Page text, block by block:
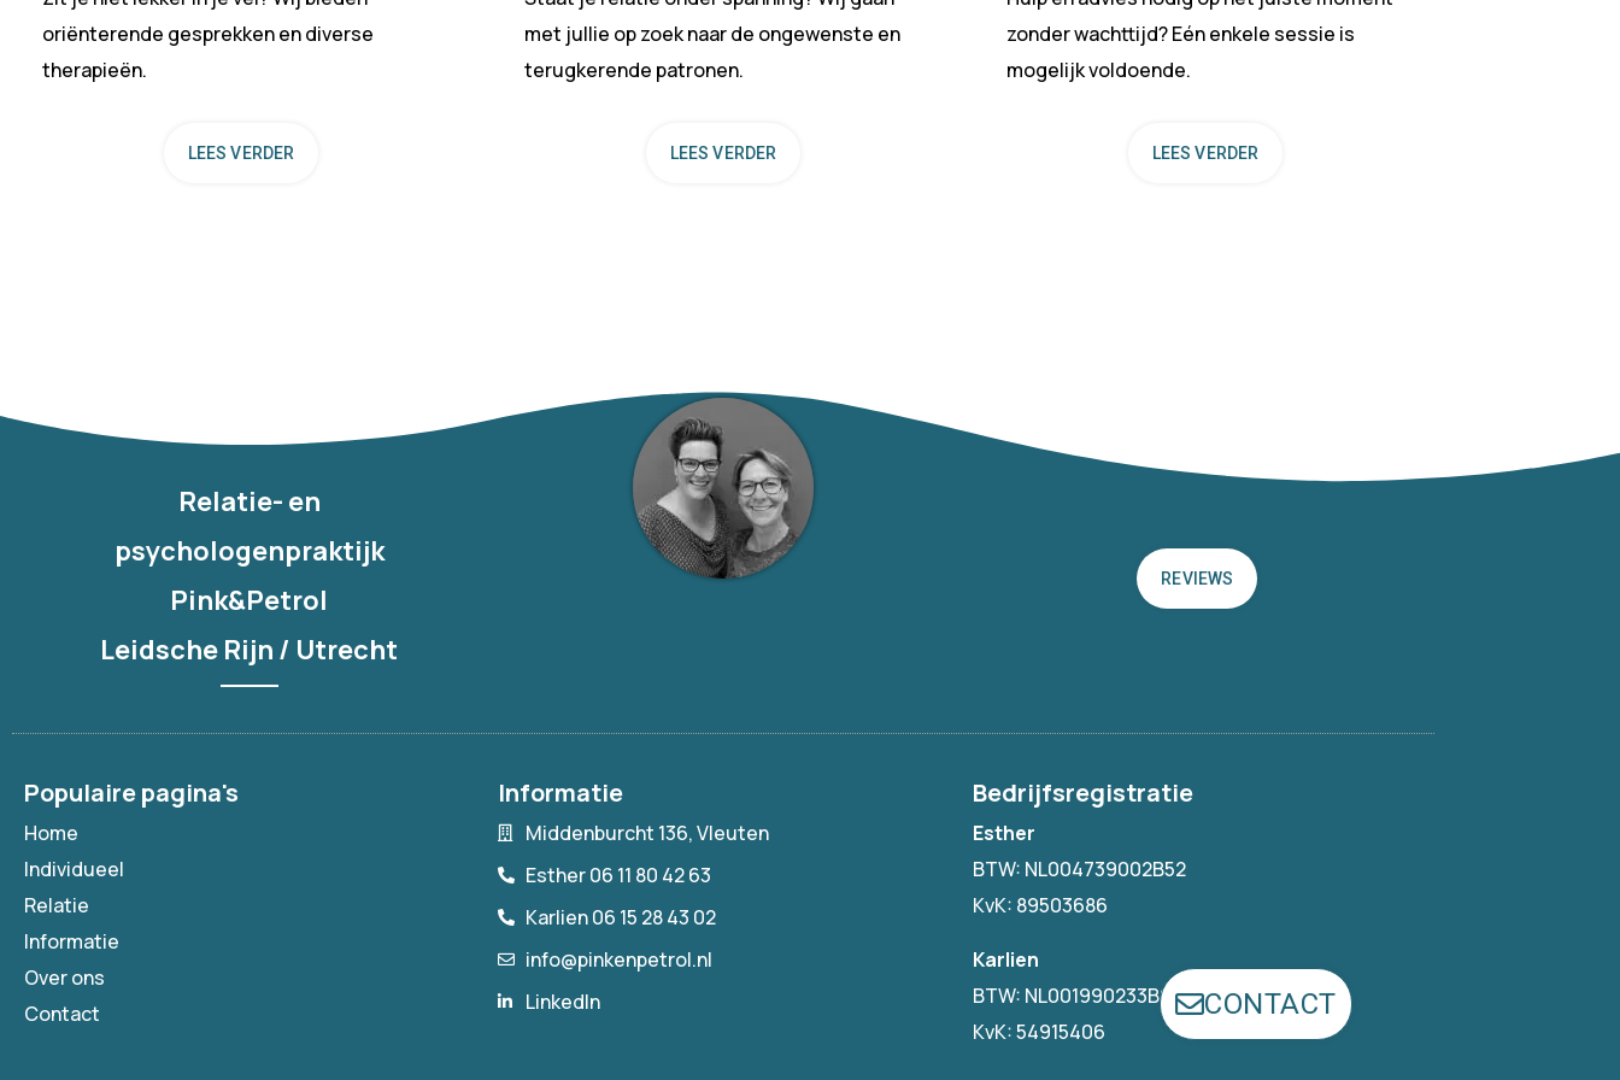
oriënterende gesprekken en diverse
therapieën.
LEES VERDER
met jullie op zoek naar de ongewenste en
terugkerende patronen.
LEES VERDER
zonder wachttijd? Eén enkele sessie is
mogelijk voldoende.
LEES VERDER
Relatie- en
psychologenpraktijk
Pink&Petrol
Leidsche Rijn / Utrecht
REVIEWS
CONTACT
Populaire pagina's
Home
Individueel
Relatie
Informatie
Over ons
Contact
Informatie
Middenburcht 136, Vleuten
Esther 06 11 80 42 63
Karlien 06 15 28 43 02
info@pinkenpetrol.nl
LinkedIn
Bedrijfsregistratie
Esther
BTW: NL004739002B52
KvK: 89503686
Karlien
BTW: NL001990233B93
KvK: 54915406